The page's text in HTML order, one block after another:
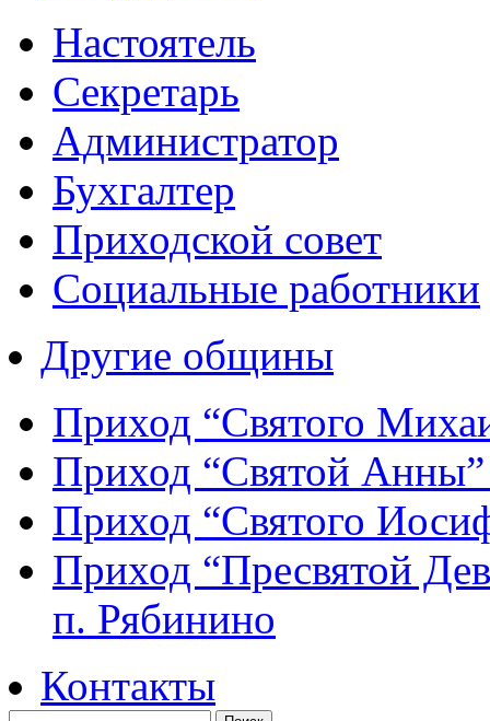
Настоятель
Секретарь
Администратор
Бухгалтер
Приходской совет
Социальные работники
Другие общины
Приход “Святого
Приход “Святой
Приход “Святого
Приход “Пресвятой
п. Рябинино
Контакты